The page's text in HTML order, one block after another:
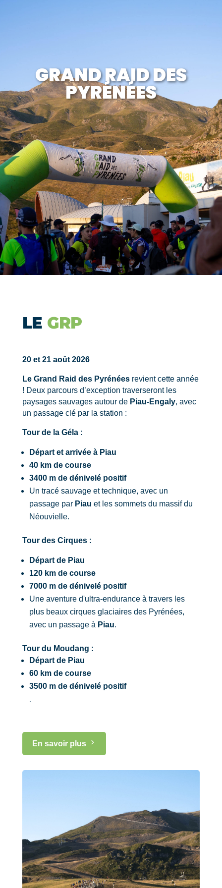
GRAND RAID DES
PYRÉNÉES
LE GRP
20 et 21 août 2026
Le Grand Raid des Pyrénéesrevient cette année
! Deux parcours d’exception traverseront les
paysages sauvages autour de Piau-Engaly, avec
un passage clé par la station :
Tour de la Géla :
Départ et arrivée à Piau
40 km de course
3400 m de dénivelé positif
Un tracé sauvage et technique, avec un
passage par Piau et les sommets du massif du
Néouvielle.
Tour des Cirques :
Départ de Piau
120 km de course
7000 m de dénivelé positif
Une aventure d'ultra-endurance à travers les
plus beaux cirques glaciaires des Pyrénées,
avec un passage à Piau.
Tour du Moudang :
Départ de Piau
60 km de course
3500 m de dénivelé positif
En savoir plus